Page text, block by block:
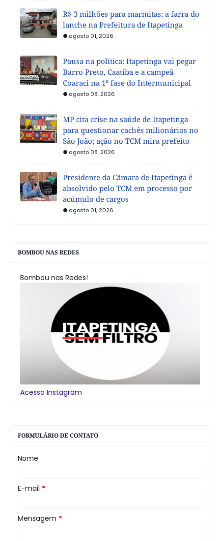
R$ 3 milhões para marmitas: a farra do
lanche na Prefeitura de Itapetinga
agosto 01, 2026
Pausa na política: Itapetinga vai pegar
Barro Preto, Caatiba e a campeã
Coaraci na 1º fase do Intermunicipal
agosto 08, 2026
MP cita crise na saúde de Itapetinga
para questionar cachês milionários no
São João; ação no TCM mira prefeito
agosto 08, 2026
Presidente da Câmara de Itapetinga é
absolvido pelo TCM em processo por
acúmulo de cargos
agosto 01, 2026
BOMBOU NAS REDES
Bombou nas Redes!
Acesso Instagram
FORMULÁRIO DE CONTATO
Nome
E-mail *
Mensagem *